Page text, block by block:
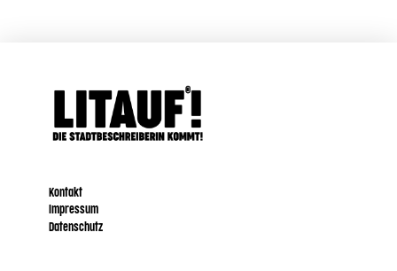
Kontakt
Impressum
Datenschutz